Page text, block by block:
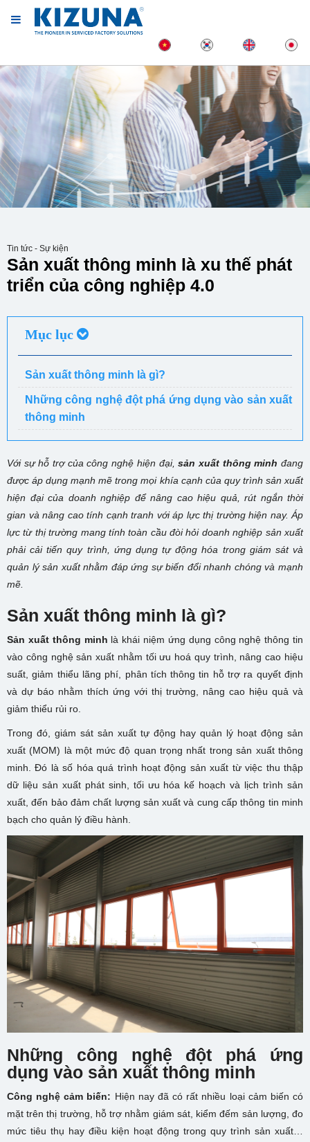
Tin tức - Sự kiện
Sản xuất thông minh là xu thế phát
triển của công nghiệp 4.0
Mục lục
Sản xuất thông minh là gì?
Những công nghệ đột phá ứng dụng vào sản xuất
thông minh
Với sự hỗ trợ của công nghệ hiện đại,sản xuất thông minh đang
được áp dụng mạnh mẽ trong mọi khía cạnh của quy trình sản xuất
hiện đại của doanh nghiệp để nâng cao hiệu quả, rút ngắn thời
gian và nâng cao tính cạnh tranh với áp lực thị trường hiện nay. Áp
lực từ thị trường mang tính toàn cầu đòi hỏi doanh nghiệp sản xuất
phải cải tiến quy trình, ứng dụng tự động hóa trong giám sát và
quản lý sản xuất nhằm đáp ứng sự biến đổi nhanh chóng và mạnh
mẽ.
Sản xuất thông minh là gì?
Sản xuất thông minh là khái niệm ứng dụng công nghệ thông tin
vào công nghệ sản xuất nhằm tối ưu hoá quy trình, nâng cao hiệu
suất, giảm thiểu lãng phí, phân tích thông tin hỗ trợ ra quyết định
và dự báo nhằm thích ứng với thị trường, nâng cao hiệu quả và
giảm thiểu rủi ro.
Trong đó, giám sát sản xuất tự động hay quản lý hoạt động sản
xuất (MOM) là một mức độ quan trọng nhất trong sản xuất thông
minh. Đó là số hóa quá trình hoạt động sản xuất từ việc thu thập
dữ liệu sản xuất phát sinh, tối ưu hóa kế hoạch và lịch trình sản
xuất, đến bảo đảm chất lượng sản xuất và cung cấp thông tin minh
bạch cho quản lý điều hành.
Những công nghệ đột phá ứng
dụng vào sản xuất thông minh
Công nghệ cảm biến: Hiện nay đã có rất nhiều loại cảm biến có
mặt trên thị trường, hỗ trợ nhằm giám sát, kiểm đếm sản lượng, đo
mức tiêu thụ hay điều kiện hoạt động trong quy trình sản xuất…